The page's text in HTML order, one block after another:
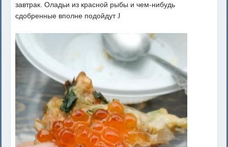
завтрак. Оладьи из красной рыбы и чем-нибудь
сдобренные вполне подойдутJ